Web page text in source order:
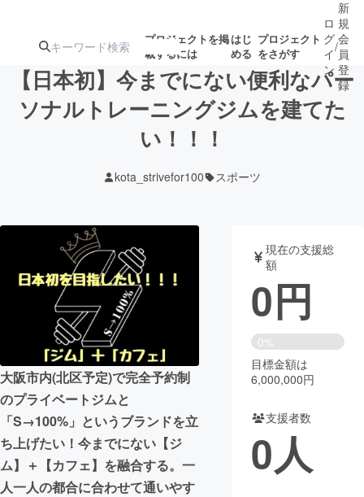
プロジェクトを掲
載するには
はじ
める
プロジェクト
をさがす
注目の新着プロ 募集終了が近いプ
テクノロジー・ガジェット
映像・映画 書籍・雑誌
ビジネス・起業 チャレンジ
まちづくり・地域活性化
CAMPFIRE for Social Good
CAMPFIRE Creation
CAMPFIREふるさと納税machi-ya コミュニティ
ロ
グ
イ
ン
/
新
規
会
員
登
録
【日本初】今までにない便利なパー
ソナルトレーニングジムを建てた
い！！！
kota_strivefor100 スポーツ
大阪市内(北区予定)で完全予約制
のプライベートジムと
「S→100%」というブランドを立
ち上げたい！今までにない【ジ
ム】＋【カフェ】を融合する。一
人一人の都合に合わせて通いやす
現在の支援総
額
0円
0%
目標金額は
6,000,000円
支援者数
0人